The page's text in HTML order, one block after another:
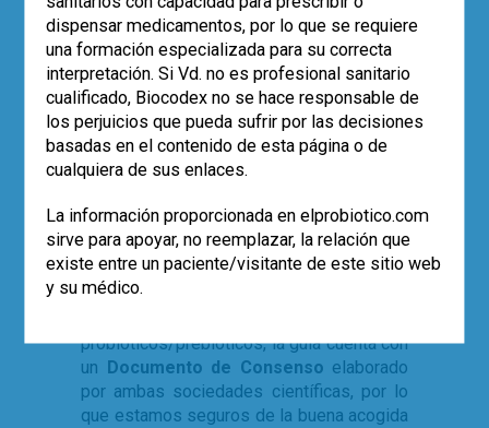
El propósito de la guía nació, por una parte,
de la cada vez mayor evidencia científica
del papel de la microbiota intestinal en el
proceso de envejecimiento, y de otra, de la
mayor demanda de conocimientos en el
empleo de preparados
probióticos/prebióticos, no solo entre
geriatras y los médicos que atienden a
parte de otros profesionales de la salud.
Además de abordar los conceptos
básicos sobre la microbiota autóctona y su
probióticos/prebióticos, la guía cuenta con
un
Documento de Consenso elaborado
por ambas sociedades científicas, por lo
que estamos seguros de la buena acogida
dispensar medicamentos, por lo que se requiere
una formación especializada para su correcta
interpretación. Si Vd. no es profesional sanitario
cualificado, Biocodex no se hace responsable de
los perjuicios que pueda sufrir por las decisiones
basadas en el contenido de esta página o de
cualquiera de sus enlaces.
La información proporcionada en elprobiotico.com
sirve para apoyar, no reemplazar, la relación que
existe entre un paciente/visitante de este sitio web
y su médico.